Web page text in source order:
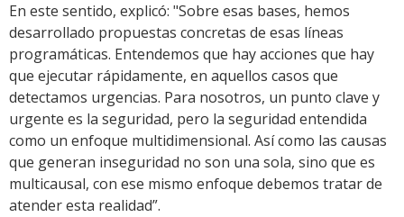
En este sentido, explicó: "Sobre esas bases, hemos
desarrollado propuestas concretas de esas líneas
programáticas. Entendemos que hay acciones que hay
que ejecutar rápidamente, en aquellos casos que
detectamos urgencias. Para nosotros, un punto clave y
urgente es la seguridad, pero la seguridad entendida
como un enfoque multidimensional. Así como las causas
que generan inseguridad no son una sola, sino que es
multicausal, con ese mismo enfoque debemos tratar de
atender esta realidad”.